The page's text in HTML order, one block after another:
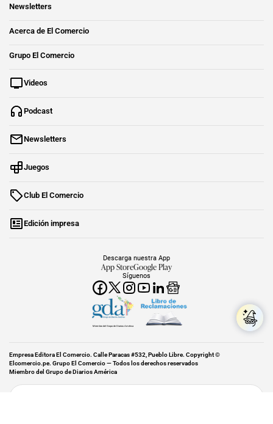
Newsletters
Acerca de El Comercio
Grupo El Comercio
Videos
Podcast
Newsletters
Juegos
Club El Comercio
Edición impresa
Síguenos
Descarga nuestra App
App StoreGoogle Play
Miembro del Grupo de Diarios América
Empresa Editora El Comercio. Calle Paracas #532, Pueblo Libre. Copyright ©
Elcomercio.pe. Grupo El Comercio — Todos los derechos reservados
Miembro del Grupo de Diarios América